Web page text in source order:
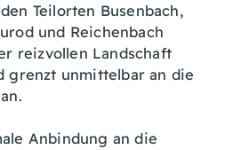
Teilorten Busenbach,
und Reichenbach
reizvollen Landschaft
grenzt unmittelbar an die
Anbindung an die